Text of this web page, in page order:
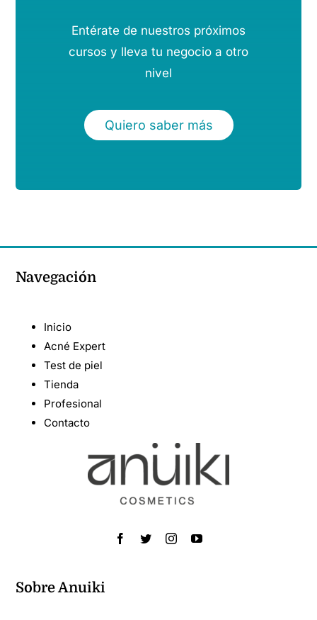
Entérate de nuestros próximos
cursos y lleva tu negocio a otro
nivel
Quiero saber más
Navegación
Inicio
Acné Expert
Test de piel
Tienda
Profesional
Contacto
Sobre Anuiki